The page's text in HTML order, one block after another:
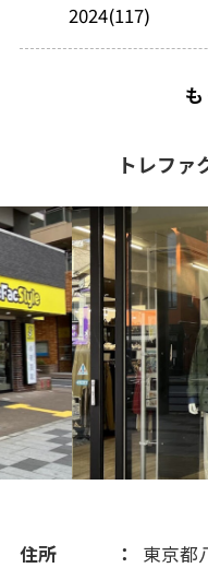
2024(117)
2021(21)
トレファ
住所
東京都